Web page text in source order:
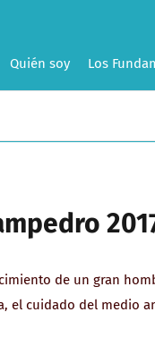
Quién soy Los
de un gran
el cuidado del medio